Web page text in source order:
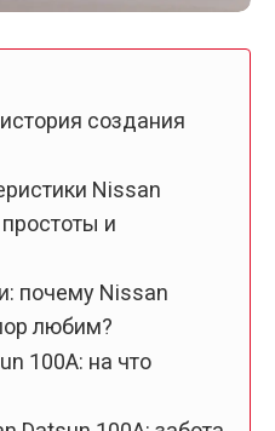
создания
Nissan
и
почему Nissan
любим?
100A: на что